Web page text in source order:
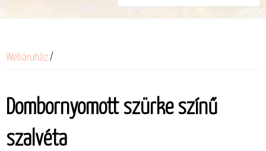
Webáruház/
Dombornyomott szürke színű
szalvéta